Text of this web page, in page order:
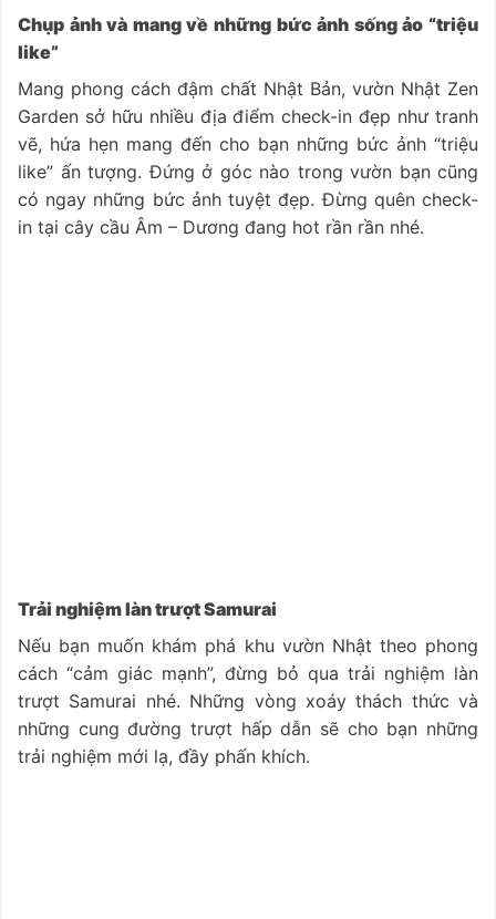
Chụp ảnh và mang về những bức ảnh sống ảo “triệu
like”
Mang phong cách đậm chất Nhật Bản, vườn Nhật Zen
Garden sở hữu nhiều địa điểm check-in đẹp như tranh
vẽ, hứa hẹn mang đến cho bạn những bức ảnh “triệu
like” ấn tượng. Đứng ở góc nào trong vườn bạn cũng
có ngay những bức ảnh tuyệt đẹp. Đừng quên check-
in tại cây cầu Âm – Dương đang hot rần rần nhé.
Trải nghiệm làn trượt Samurai
Nếu bạn muốn khám phá khu vườn Nhật theo phong
cách “cảm giác mạnh”, đừng bỏ qua trải nghiệm làn
trượt Samurai nhé. Những vòng xoáy thách thức và
những cung đường trượt hấp dẫn sẽ cho bạn những
trải nghiệm mới lạ, đầy phấn khích.